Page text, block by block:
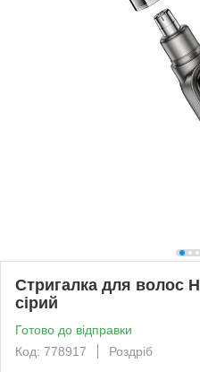
Стригалка для волос
сірий
Готово до відправки
Код: 778917
Роздріб